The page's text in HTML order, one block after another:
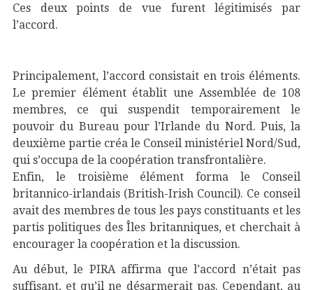
Ces deux points de vue furent légitimisés par
l’accord.
Principalement, l’accord consistait en trois éléments.
Le premier élément établit une Assemblée de 108
membres, ce qui suspendit temporairement le
pouvoir du Bureau pour l’Irlande du Nord. Puis, la
deuxième partie créa le Conseil ministériel Nord/Sud,
qui s’occupa de la coopération transfrontalière.
Enfin, le troisième élément forma le Conseil
britannico-irlandais (British-Irish Council). Ce conseil
avait des membres de tous les pays constituants et les
partis politiques des Îles britanniques, et cherchait à
encourager la coopération et la discussion.
Au début, le PIRA affirma que l’accord n’était pas
suffisant, et qu’il ne désarmerait pas. Cependant, au